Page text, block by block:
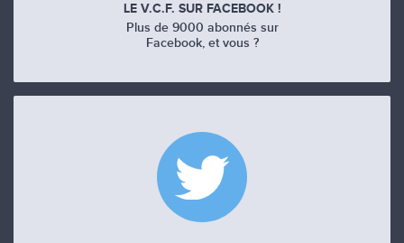
LE V.C.F. SUR FACEBOOK !
Plus de 9000 abonnés sur
Facebook, et vous ?